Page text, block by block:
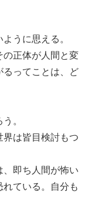
うに思える。
の正体が人間と変
るってことは、ど
。
は皆目検討もつ
、即ち人間が怖い
ている。自分も